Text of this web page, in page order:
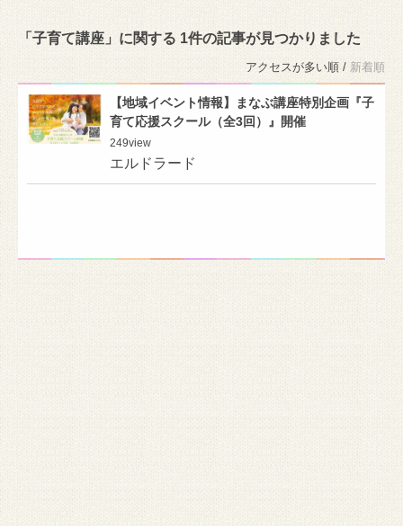
「子育て講座」に関する 1件の記事が見つかりました
アクセスが多い順 / 新着順
【地域イベント情報】まなぶ講座特別企画『子
育て応援スクール（全3回）』開催
249view
エルドラード